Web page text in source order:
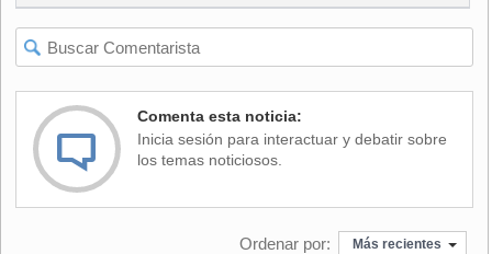
Comenta esta noticia:
Inicia sesión para interactuar y debatir sobre
los temas noticiosos.
Ordenar por: Más recientes